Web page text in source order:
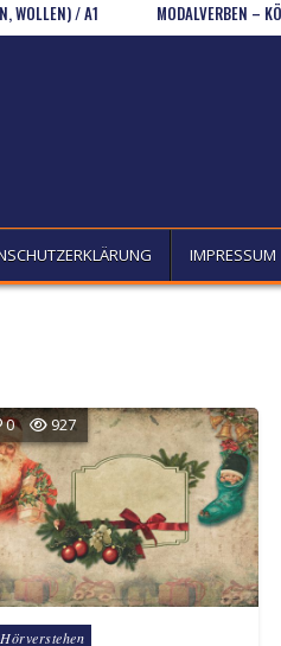
/ A1 MODALVERBEN –
IMPRESSUM
0 927
Posted in
Hörverstehen